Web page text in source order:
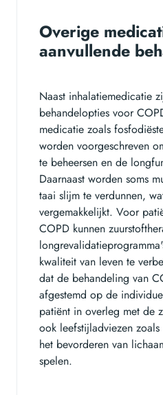
Overige
aanvullende
Naast inhalatiemedicatie
behandelopties voor
medicatie zoals
worden voorgeschreven
te beheersen en de
Daarnaast worden soms
taai slijm te verdunnen,
vergemakkelijkt. Voor
COPD kunnen
kwaliteit van leven te
dat de behandeling van
afgestemd op de
patiënt in overleg met de
ook leefstijladviezen
het bevorderen van
spelen.